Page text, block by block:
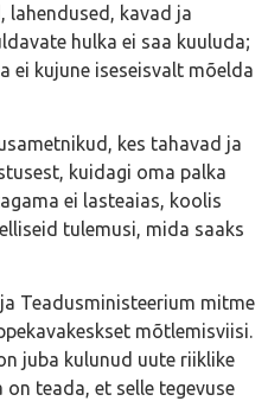
lahendused, kavad ja
hulka ei saa kuuluda;
ei kujune iseseisvalt mõelda
kes tahavad ja
kuidagi oma palka
ei lasteaias, koolis
tulemusi, mida saaks
Teadusministeerium mitme
mõtlemisviisi.
juba kulunud uute riiklike
teada, et selle tegevuse